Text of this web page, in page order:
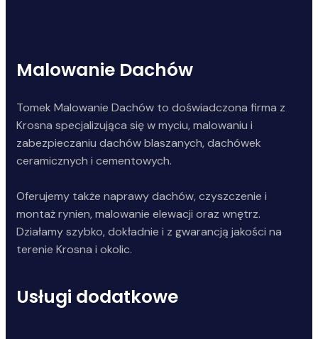
Malowanie Dachów
Tomek Malowanie Dachów to doświadczona firma z
Krosna specjalizująca się w myciu, malowaniu i
zabezpieczaniu dachów blaszanych, dachówek
ceramicznych i cementowych.
Oferujemy także naprawy dachów, czyszczenie i
montaż rynien, malowanie elewacji oraz wnętrz.
Działamy szybko, dokładnie i z gwarancją jakości na
terenie Krosna i okolic.
Usługi dodatkowe